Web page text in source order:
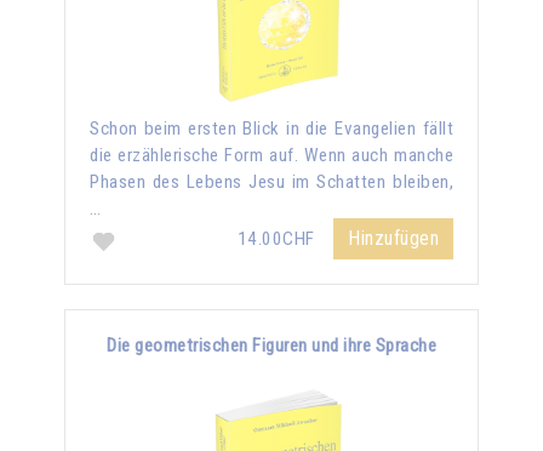
Schon beim ersten Blick in die Evangelien fällt
die erzählerische Form auf. Wenn auch manche
Phasen des Lebens Jesu im Schatten bleiben,
…
14.00CHF
Hinzufügen
Die geometrischen Figuren und ihre Sprache